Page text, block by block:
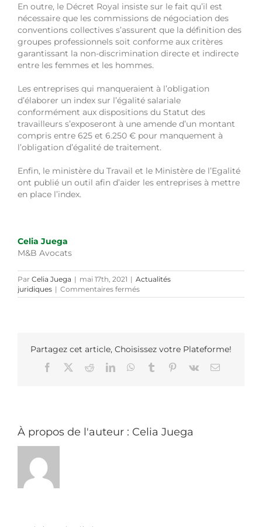
En outre, le Décret Royal insiste sur le fait qu’il est
nécessaire que les commissions de négociation des
conventions collectives s’assurent que la définition des
groupes professionnels soit conforme aux critères
garantissant la non-discrimination directe et indirecte
entre les femmes et les hommes.
Les entreprises qui manqueraient à l’obligation
d’élaborer un index sur l’égalité salariale
conformément aux dispositions du Statut des
travailleurs s’exposeront à une amende d’un montant
compris entre 625 et 6.250 € pour manquement à
l’obligation d’égalité de traitement.
Enfin, le ministère du Travail et le Ministère de l’Egalité
ont publié un outil afin d’aider les entreprises à mettre
en place l’index.
Celia Juega
M&B Avocats
Par Celia Juega | mai 17th, 2021 | Actualités
juridiques | Commentaires ferméssur
Espagne
du
Royal
de
mesurer
Partagez cet article, Choisissez votre Plateforme!
Facebook RedditLinkedInWhatsApp
Tumblr Pinterest
Vk Email
À propos de l'auteur : Celia Juega